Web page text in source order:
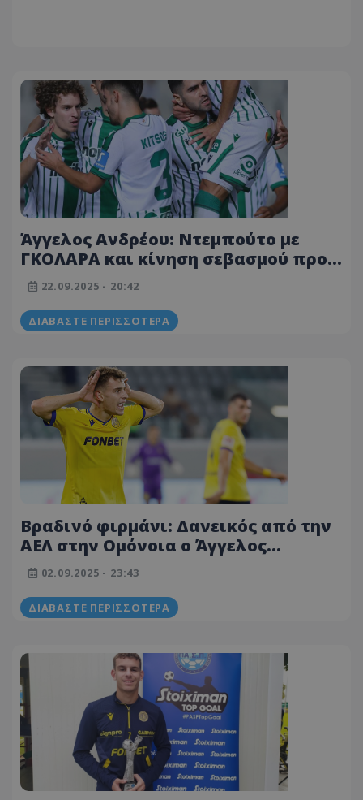
Άγγελος Ανδρέου: Ντεμπούτο με
ΓΚΟΛΑΡΑ και κίνηση σεβασμού προς
ΑΕΛ (ΦΩΤΟΓΡΑΦΙΕΣ)
22.09.2025 - 20:42
ΔΙΑΒΆΣΤΕ ΠΕΡΙΣΣΌΤΕΡΑ
Βραδινό φιρμάνι: Δανεικός από την
ΑΕΛ στην Ομόνοια ο Άγγελος
Ανδρέου!
02.09.2025 - 23:43
ΔΙΑΒΆΣΤΕ ΠΕΡΙΣΣΌΤΕΡΑ